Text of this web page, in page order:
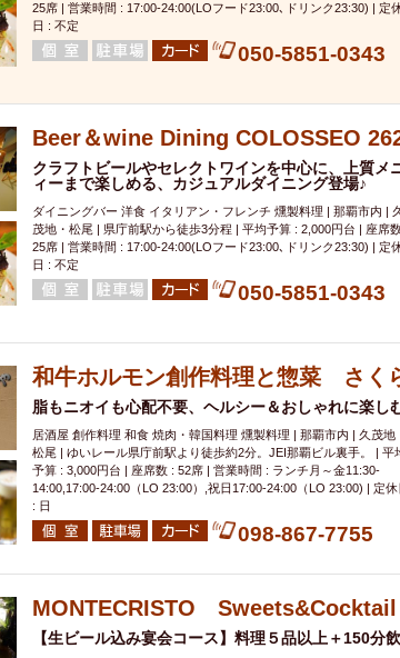
海ぶどう
プレミアムモルツ 貝づくし 燻製料理
美栄橋駅周
マト
辺 ペット同伴 ビアガーデン チーズ 天ぷら
縄そば 串揚げ バレンタイン 立ち飲み 5000円
アヒージョ アサヒ 割烹 女性専用トイレあり
ディナー ホルモン(もつ) 炭火焼 ペイディ（給料
タリアンバール
安里駅周辺 アジア・エスニック 熱燗 生け簀
エビスビール ウェディング 58KACHA-SEA
イベリコ豚 山盛、メガ盛り 日本そば
お好み焼き・もんじゃ オーガニック プレミアムフラ
バイキング フルーツハイボール 飲み比べセット
幹事様特典 おばんざい チーズタッカルビ 奥武
春限定メニュー フレンチ
25席 | 営業時間 : 17:00-24:00(LOフード23:00､ドリンク23:30) | 定
日 : 不定
050-5851-0343
Beer＆wine Dining COLOSSEO
クラフトビールやセレクトワインを中心に、上質メ
ィーまで楽しめる、カジュアルダイニング登場♪
ダイニングバー 洋食 イタリアン・フレンチ 燻製料理 | 那覇市内 | 久
茂地・松尾 | 県庁前駅から徒歩3分程 | 平均予算 : 2,000円台 | 座席
25席 | 営業時間 : 17:00-24:00(LOフード23:00､ドリンク23:30) | 定
日 : 不定
050-5851-0343
和牛ホルモン創作料理と惣菜 さく
脂もニオイも心配不要、ヘルシー＆おしゃれに楽し
居酒屋 創作料理 和食 焼肉・韓国料理 燻製料理 | 那覇市内 | 久茂地
松尾 | ゆいレール県庁前駅より徒歩約2分。JEI那覇ビル裏手。 | 平
予算 : 3,000円台 | 座席数 : 52席 | 営業時間 : ランチ月～金11:30-
14:00,17:00-24:00（LO 23:00）,祝日17:00-24:00（LO 23:00) | 定休
: 日
098-867-7755
MONTECRISTO Sweets&Cocktail
【生ビール込み宴会コース】料理５品以上＋150分